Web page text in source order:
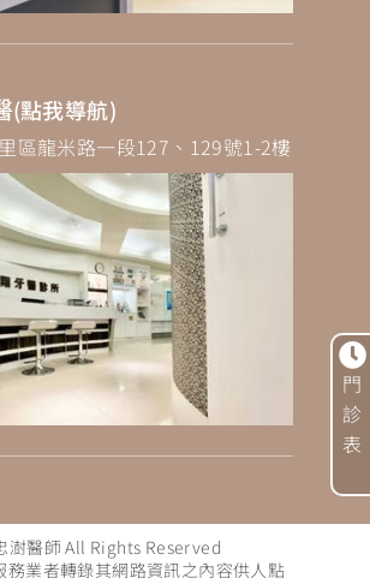
門
診
表
(點我導航)
區龍米路一段127、129號1-2樓
澍醫師 All Rights Reserved
務業者轉錄其網路資訊之內容供人點